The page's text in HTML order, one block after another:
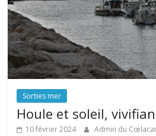
Sorties mer
Houle et soleil,
10 février 2024 Admin du